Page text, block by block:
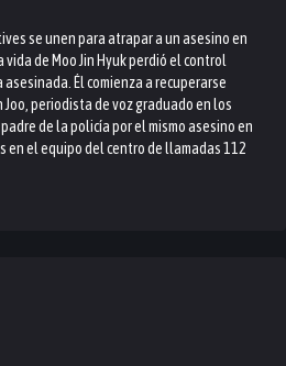
se unen para atrapar a un asesino en
de Moo Jin Hyuk perdió el control
Él comienza a recuperarse
Joo, periodista de voz graduado en los
de la policía por el mismo asesino en
en el equipo del centro de llamadas 112